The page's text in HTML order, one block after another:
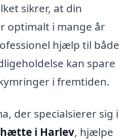
sikrer, at din
optimalt i mange år
hjælp til både
kan spare
i fremtiden.
der specialsierer sig i
i Harlev, hjælpe